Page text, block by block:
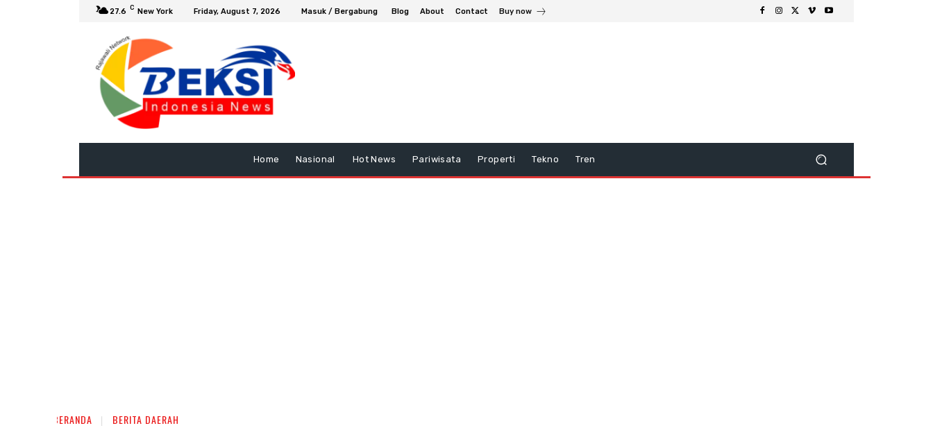
27.6 C New York Friday, August 7, 2026 Masuk / Bergabung Blog About Contact Buy now
Home Nasional Hot News Pariwisata Properti Tekno Tren
BERANDA BERITA DAERAH